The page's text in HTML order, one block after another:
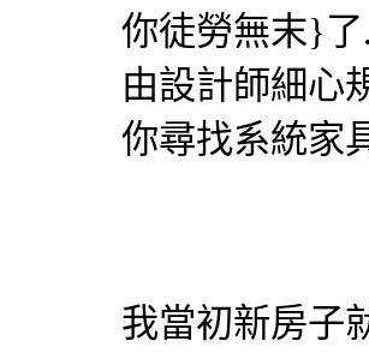
你徒勞無末}
由設計師細心
你尋找系統家
我當初新房子